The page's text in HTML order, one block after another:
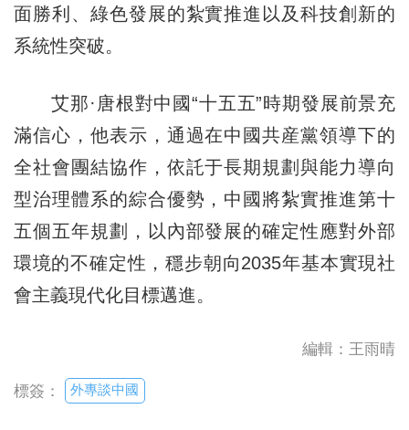
面勝利、綠色發展的紮實推進以及科技創新的
系統性突破。
艾那·唐根對中國“十五五”時期發展前景充
滿信心，他表示，通過在中國共産黨領導下的
全社會團結協作，依託于長期規劃與能力導向
型治理體系的綜合優勢，中國將紮實推進第十
五個五年規劃，以內部發展的確定性應對外部
環境的不確定性，穩步朝向2035年基本實現社
會主義現代化目標邁進。
編輯：王雨晴
標簽： 外專談中國